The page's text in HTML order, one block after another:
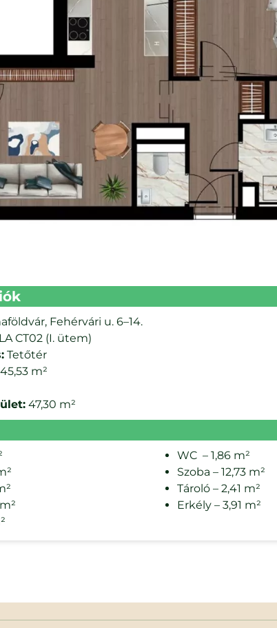
Fehérvári u. 6–14.
LA CT02 (I. ütem)
Tetőtér
45,53 m²
47,30 m²
WC – 1,86 m²
Szoba – 12,73 m²
Tároló – 2,41 m²
Erkély – 3,91 m²